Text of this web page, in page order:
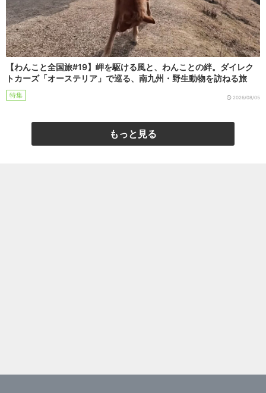
【わんこと全国旅#19】岬を駆ける風と、わんことの絆。ダイレク
トカーズ「オーステリア」で巡る、南九州・野生動物を訪ねる旅
特集 2026/08/05
もっと見る